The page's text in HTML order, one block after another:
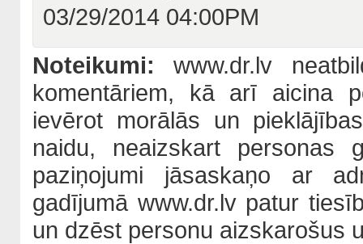
03/29/2014 04:00PM
Noteikumi:www.dr.lv
komentāriem, kā arī aicina
ievērot morālās un
naidu, neaizskart personas
paziņojumi jāsaskaņo ar
gadījumā www.dr.lv patur
un dzēst personu aizskarošus